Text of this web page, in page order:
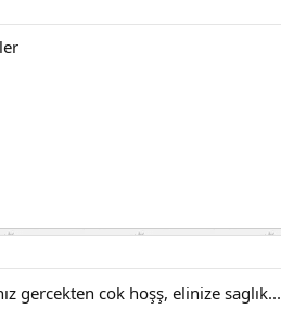
gercekten cok hoşş, elinize saglık...